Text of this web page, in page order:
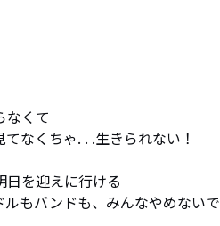
なくて
なくちゃ. . .生きられない！
日を迎えに行ける
もバンドも、みんなやめないで